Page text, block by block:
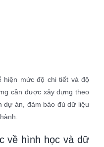
hiện mức độ chi tiết và độ
cần được xây dựng theo
dự án, đảm bảo đủ dữ liệu
về hình học và dữ